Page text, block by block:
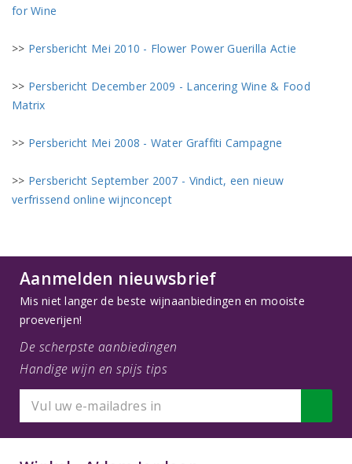
for Wine
>> Persbericht Mei 2010 - Flower Power Guerilla Actie
>> Persbericht December 2009 - Lancering Wine & Food
Matrix
>> Persbericht Mei 2008 - Water Graffiti Campagne
>> Persbericht September 2007 - Vindict, een nieuw
verfrissend online wijnconcept
Aanmelden nieuwsbrief
Mis niet langer de beste wijnaanbiedingen en mooiste
proeverijen!
De scherpste aanbiedingen
Handige wijn en spijs tips